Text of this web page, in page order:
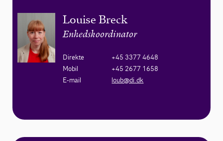
Louise Breck
Enhedskoordinator
Direkte
+45 3377 4648
Mobil
+45 2677 1658
E-mail
loub@di.dk